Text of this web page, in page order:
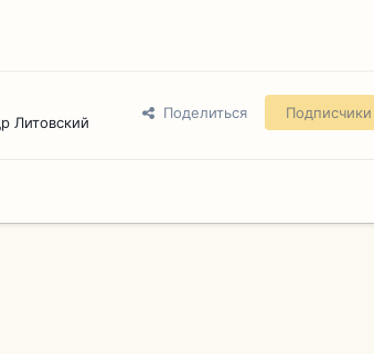
Литовский
Поделиться Подписчики